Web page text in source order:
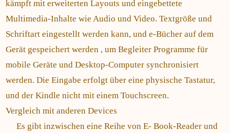
kämpft mit erweiterten Layouts und eingebettete
Multimedia-Inhalte wie Audio und Video. Textgröße und
Schriftart eingestellt werden kann, und e-Bücher auf dem
Gerät gespeichert werden , um Begleiter Programme für
mobile Geräte und Desktop-Computer synchronisiert
werden. Die Eingabe erfolgt über eine physische Tastatur,
und der Kindle nicht mit einem Touchscreen.
Vergleich mit anderen Devices
Es gibt inzwischen eine Reihe von E- Book-Reader und